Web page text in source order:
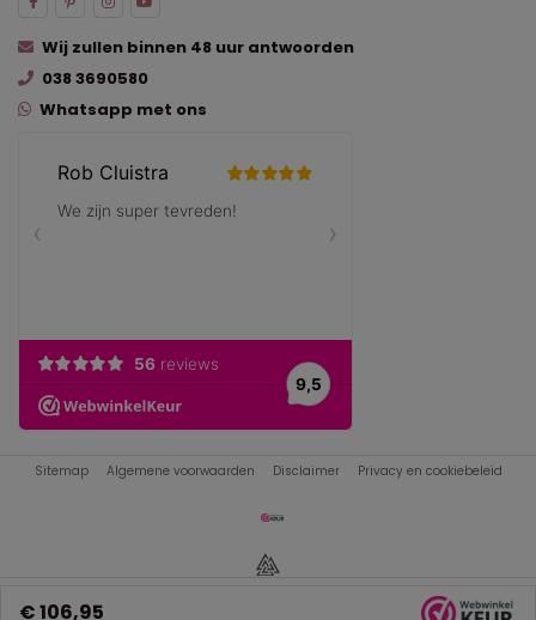
€ 106,95
Wij zullen binnen 48 uur antwoorden
038 3690580
Whatsapp met ons
Sitemap Algemene voorwaarden Disclaimer Privacy en cookiebeleid